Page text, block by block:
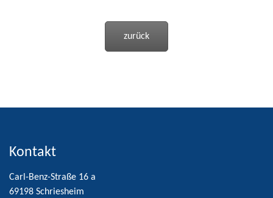
zurück
Kontakt
Carl-Benz-Straße 16 a
69198 Schriesheim